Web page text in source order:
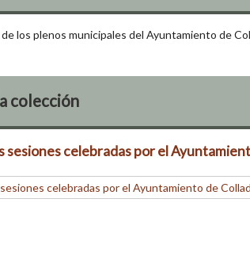
los plenos municipales del Ayuntamiento de
colección
sesiones celebradas por el